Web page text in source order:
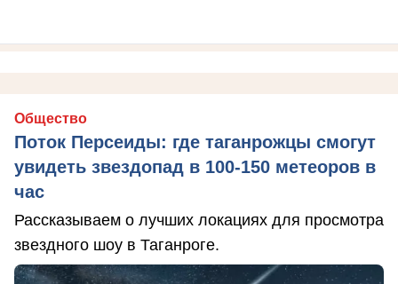
Общество
Поток Персеиды: где таганрожцы смогут
увидеть звездопад в 100-150 метеоров в
час
Рассказываем о лучших локациях для просмотра
звездного шоу в Таганроге.